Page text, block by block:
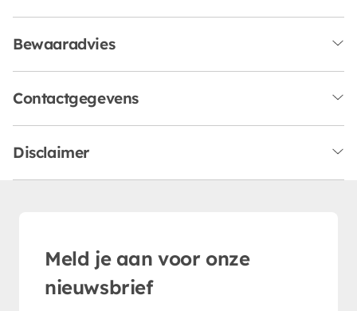
Bewaaradvies
Contactgegevens
Disclaimer
Meld je aan voor onze
nieuwsbrief